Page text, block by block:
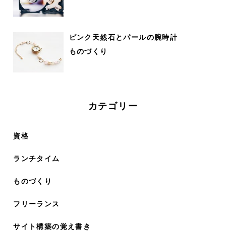
ピンク天然石とパールの腕時計
ものづくり
カテゴリー
資格
ランチタイム
ものづくり
フリーランス
サイト構築の覚え書き